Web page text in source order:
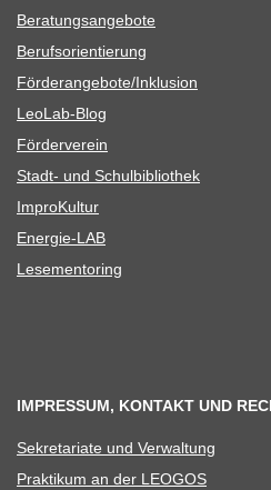
Bera­tungs­an­ge­bote
Berufs­ori­en­tie­rung
Förderangebote/​​Inklusion
Leo­Lab-Blog
För­der­ver­ein
Stadt- und Schulbibliothek
Impro­Kul­tur
Ener­­gie-LAB
Lese­men­to­ring
IMPRESSUM, KONTAKT UND
Sekre­ta­riate und Verwaltung
Prak­ti­kum an der LEOGOS